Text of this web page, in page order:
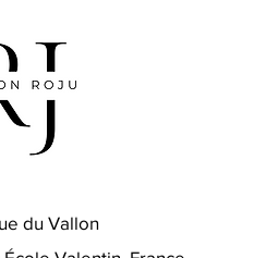
du Vallon